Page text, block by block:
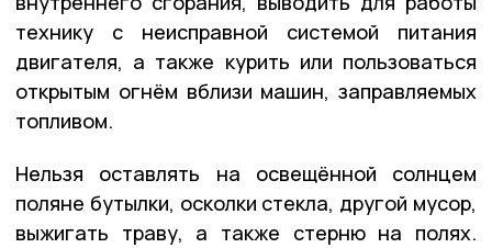
технику с неисправной системой питания
двигателя, а также курить или пользоваться
открытым огнём вблизи машин, заправляемых
топливом.
Нельзя оставлять на освещённой солнцем
поляне бутылки, осколки стекла, другой мусор,
выжигать траву, а также стерню на полях.